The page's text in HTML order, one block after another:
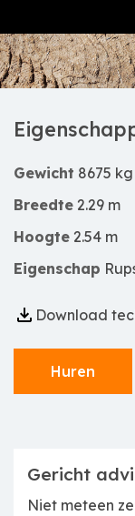
Gewicht 8675 kg
Breedte 2.29 m
Hoogte 2.54 m
Eigenschap
Download
Huren
Gericht
Niet meteen